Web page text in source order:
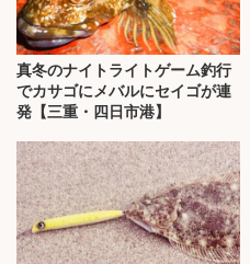
真冬のナイトライトゲーム釣行
でカサゴにメバルにセイゴが連
発【三重・四日市港】